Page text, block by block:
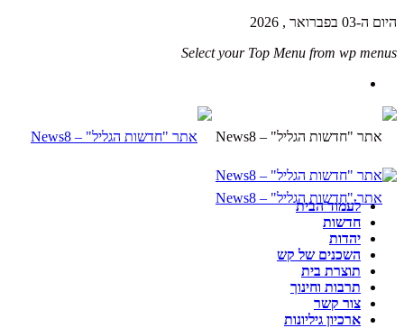
היום ה-03 בפברואר , 2026
Select your Top Menu from wp menus
לעמוד הבית
חדשות
יהדות
השכנים של קש
תוצרת בית
תרבות וחינוך
צור קשר
ארכיון גיליונות